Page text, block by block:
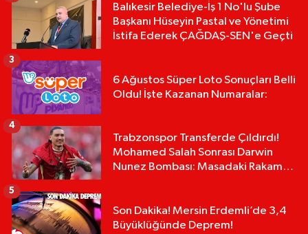
Balıkesir Belediye-İş 1 No'lu Şube
Başkanı Hüseyin Pastal ve Yönetimi
İstifa Ederek ÇAĞDAŞ-SEN'e Geçti
6 Ağustos Süper Loto Sonuçları Belli
Oldu! İşte Kazanan Numaralar:
3
Trabzonspor Transferde Çıldırdı!
Mohamed Salah Sonrası Darwin
Nunez Bombası: Masadaki Rakam
4
Son Dakika! Mersin Erdemli’de 3,4
Büyüklüğünde Deprem!
5